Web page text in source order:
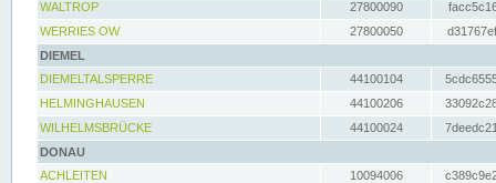
WALTROP
27800090
WERRIES OW
27800050
DIEMEL
DIEMELTALSPERRE
44100104
HELMINGHAUSEN
44100206
WILHELMSBRÜCKE
44100024
DONAU
ACHLEITEN
10094006